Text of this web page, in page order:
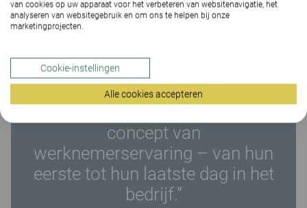
“Alles wat managers,
leidinggevenden en HR doen voor
concept van
werknemerservaring – van hun
eerste tot hun laatste dag in het
bedrijf.”
van cookies op uw apparaat voor het verbeteren van websitenavigatie, het
analyseren van websitegebruik en om ons te helpen bij onze
marketingprojecten.
Cookie-instellingen
Alle cookies accepteren